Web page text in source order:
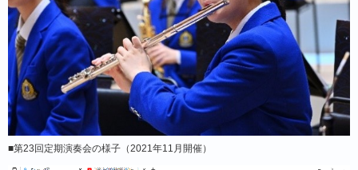
■第23回定期演奏会の様子（2021年11月開催）